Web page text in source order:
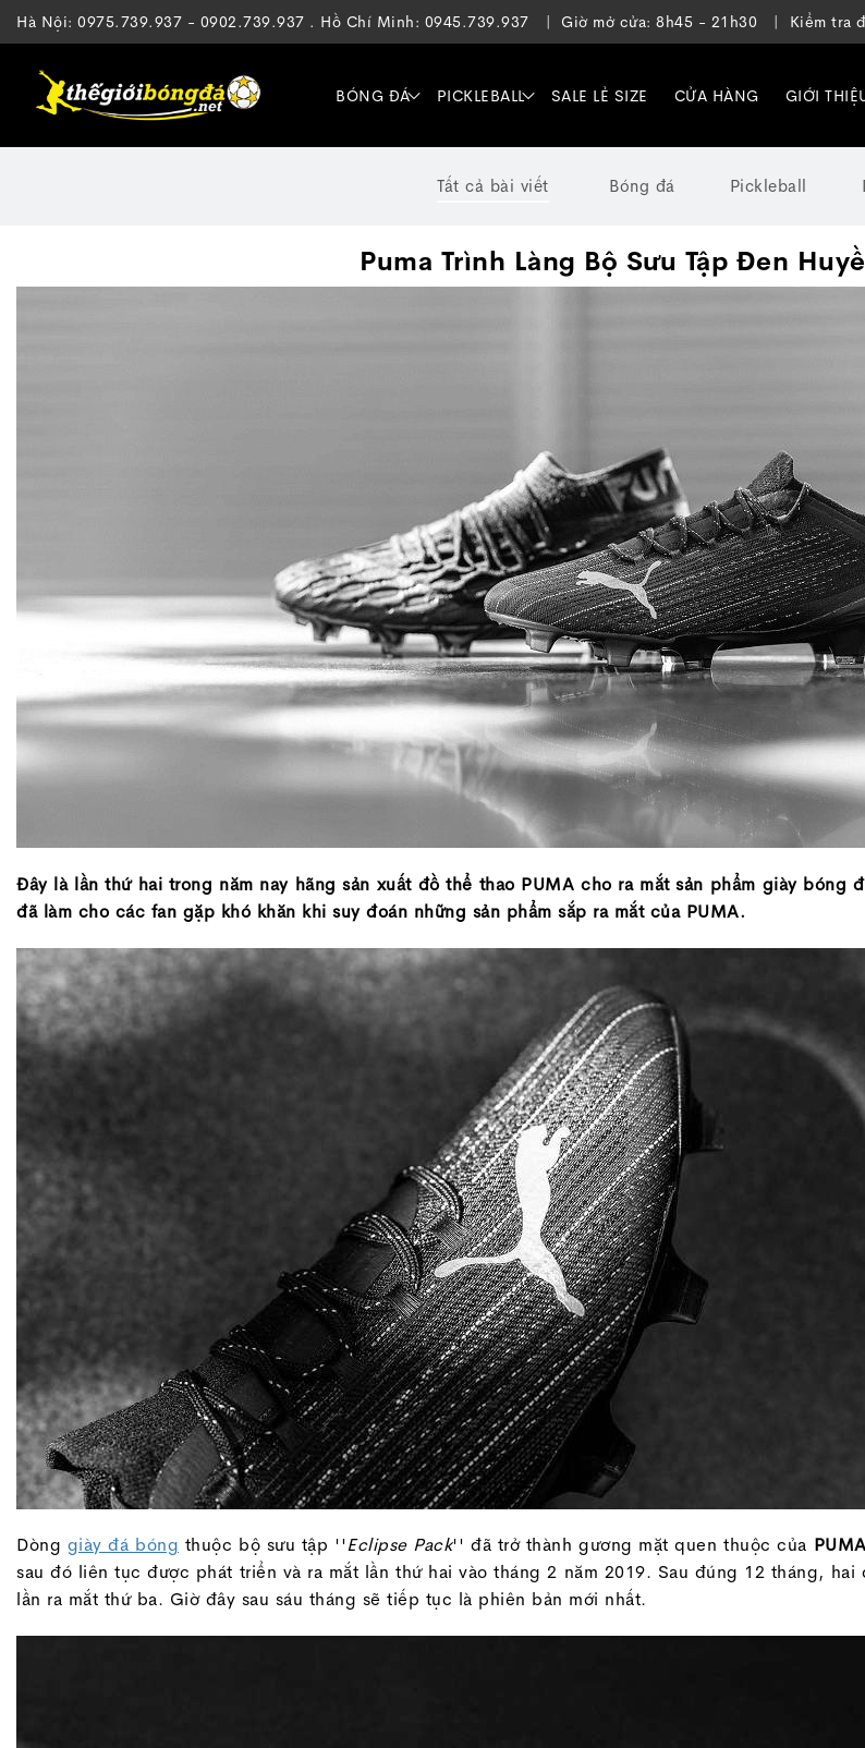
Hà Nội: 0975.739.937 - 0902.739.937 . Hồ Chí Minh: 0945.739.937 Giờ mở cửa: 8h45 - 21h30 Kiểm tra
BÓNG ĐÁ PICKLEBALL SALE LẺ SIZE CỬA HÀNG GIỚI
Tất cả bài viết Bóng đá Pickleball
Puma Trình Làng Bộ Sưu Tập Đen
Đây là lần thứ hai trong năm nay hãng sản xuất đồ thể thao PUMA cho ra mắt sản phẩm giày
đã làm cho các fan gặp khó khăn khi suy đoán những sản phẩm sắp ra mắt của PUMA.
Dòng giày đá bóng thuộc bộ sưu tập ''Eclipse Pack'' đã trở thành gương mặt quen thuộc của PUMA
sau đó liên tục được phát triển và ra mắt lần thứ hai vào tháng 2 năm 2019. Sau đúng 12 tháng, hai
lần ra mắt thứ ba. Giờ đây sau sáu tháng sẽ tiếp tục là phiên bản mới nhất.